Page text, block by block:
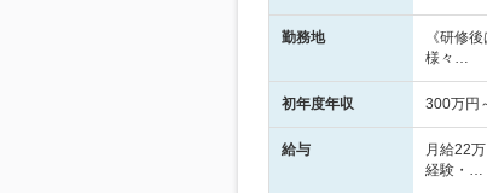
勤務地
《研修
様々…
初年度年収 300万円
給与
月給22
経験・…